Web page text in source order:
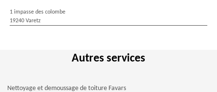
1 impasse des colombe
19240 Varetz
Autres services
Nettoyage et demoussage de toiture Favars